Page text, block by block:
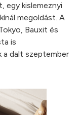
egy kislemeznyi
megoldást. A
Bauxit és
is
a dalt szeptember